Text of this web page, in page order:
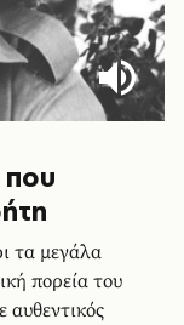
τα μεγάλα
πορεία του